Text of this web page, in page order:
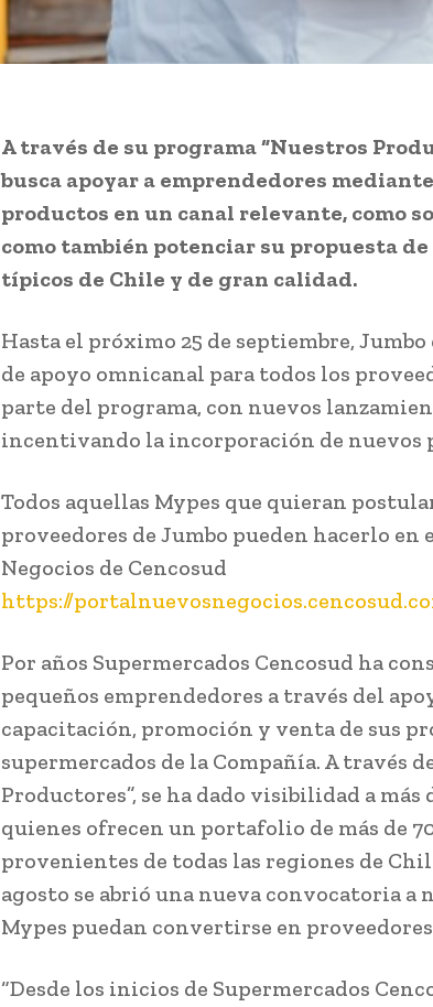
A través de su programa “Nuestros
busca apoyar a emprendedores
productos en un canal relevante, como
como también potenciar su propuesta
típicos de Chile y de gran calidad.
Hasta el próximo 25 de septiembre,
de apoyo omnicanal para todos los
parte del programa, con nuevos
incentivando la incorporación de nuevos
Todos aquellas Mypes que quieran
proveedores de Jumbo pueden hacerlo en
Negocios de Cencosud
https://
Por años Supermercados Cencosud ha
pequeños emprendedores a través del
capacitación, promoción y venta de sus
supermercados de la Compañía. A través
Productores”, se ha dado visibilidad a más
quienes ofrecen un portafolio de más de
provenientes de todas las regiones de
agosto se abrió una nueva convocatoria a
Mypes puedan convertirse en proveedores
“Desde los inicios de Supermercados